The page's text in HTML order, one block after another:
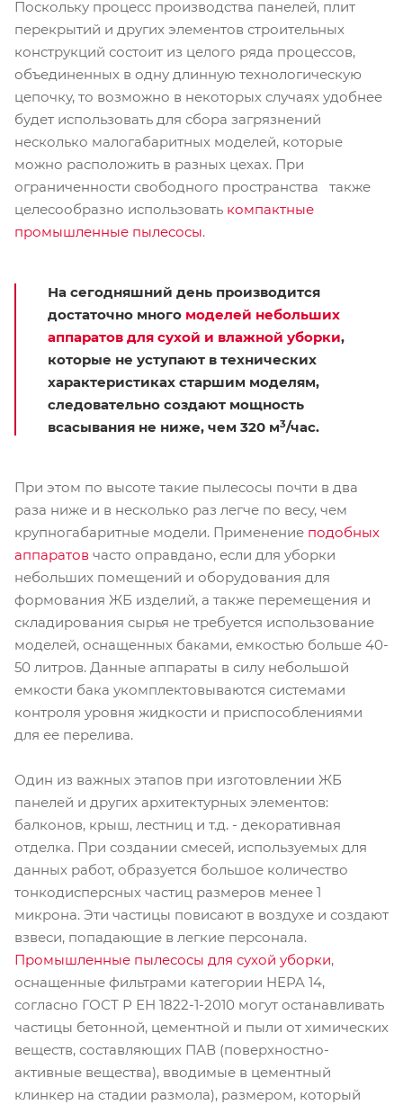
Поскольку процесс производства панелей, плит
перекрытий и других элементов строительных
конструкций состоит из целого ряда процессов,
объединенных в одну длинную технологическую
цепочку, то возможно в некоторых случаях удобнее
будет использовать для сбора загрязнений
несколько малогабаритных моделей, которые
можно расположить в разных цехах. При
ограниченности свободного пространства также
целесообразно использовать компактные
промышленные пылесосы.
На сегодняшний день производится
достаточно много моделей небольших
аппаратов для сухой и влажной уборки,
которые не уступают в технических
характеристиках старшим моделям,
следовательно создают мощность
всасывания не ниже, чем 320 м3/час.
При этом по высоте такие пылесосы почти в два
раза ниже и в несколько раз легче по весу, чем
крупногабаритные модели. Применение подобных
аппаратов часто оправдано, если для уборки
небольших помещений и оборудования для
формования ЖБ изделий, а также перемещения и
складирования сырья не требуется использование
моделей, оснащенных баками, емкостью больше 40-
50 литров. Данные аппараты в силу небольшой
емкости бака укомплектовываются системами
контроля уровня жидкости и приспособлениями
для ее перелива.
Один из важных этапов при изготовлении ЖБ
панелей и других архитектурных элементов:
балконов, крыш, лестниц и т.д. - декоративная
отделка. При создании смесей, используемых для
данных работ, образуется большое количество
тонкодисперсных частиц размеров менее 1
микрона. Эти частицы повисают в воздухе и создают
взвеси, попадающие в легкие персонала.
Промышленные пылесосы для сухой уборки,
оснащенные фильтрами категории HEPA 14,
согласно ГОСТ Р ЕН 1822-1-2010 могут останавливать
частицы бетонной, цементной и пыли от химических
веществ, составляющих ПАВ (поверхностно-
активные вещества), вводимые в цементный
клинкер на стадии размола), размером, который